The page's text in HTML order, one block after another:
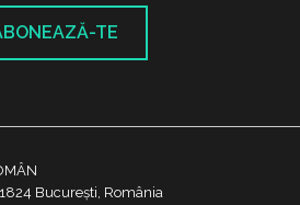
TE
București, România